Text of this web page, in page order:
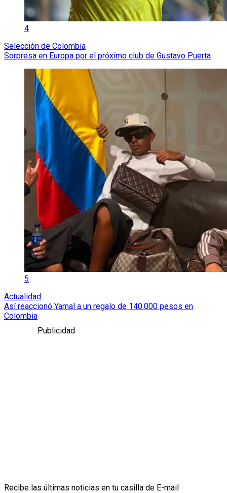
4
Selección de Colombia
Sorpresa en Europa por el próximo club de Gustavo Puerta
5
Actualidad
Así reaccionó Yamal a un regalo de 140.000 pesos en
Colombia
Publicidad
Recibe las últimas noticias en tu casilla de E-mail